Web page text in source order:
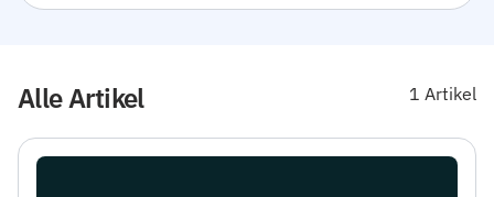
Alle Artikel 1 Artikel